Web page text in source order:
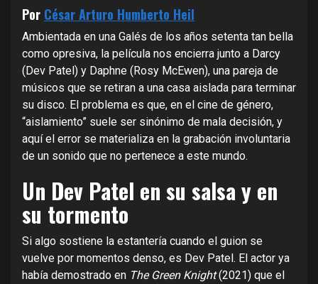
Por César Arturo Humberto Heil
Ambientada en una Galés de los años setenta tan bella
como opresiva, la película nos encierra junto a Darcy
(Dev Patel) y Daphne (Rosy McEwen), una pareja de
músicos que se retiran a una casa aislada para terminar
su disco. El problema es que, en el cine de género,
“aislamiento” suele ser sinónimo de mala decisión, y
aquí el error se materializa en la grabación involuntaria
de un sonido que no pertenece a este mundo.
Un Dev Patel en su salsa y en
su tormento
Si algo sostiene la estantería cuando el guion se
vuelve por momentos denso, es Dev Patel. El actor ya
había demostrado en The Green Knight(2021) que el